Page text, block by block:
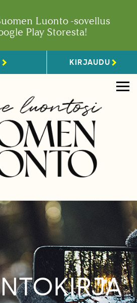
Luonto -sovellus
Play Storesta!
KIRJAUDU